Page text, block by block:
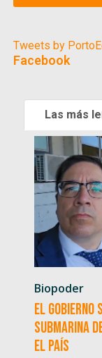
Tweets by
Facebook
Las más
Biopoder
El
submarina
el país